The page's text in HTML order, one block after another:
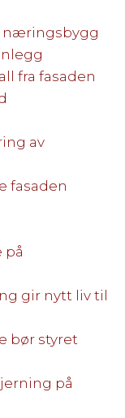
næringsbygg
fra fasaden
av
fasaden
på
gir nytt liv til
bør styret
på